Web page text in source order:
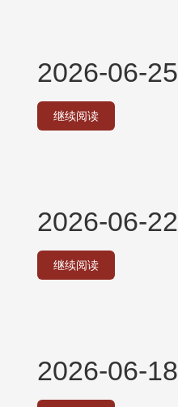
2026-06-25
继续阅读
2026-06-22
继续阅读
2026-06-18